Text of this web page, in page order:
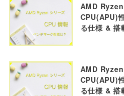
AMD
CPU(APU)
る仕様 & 搭
AMD
CPU(APU)
る仕様 & 搭